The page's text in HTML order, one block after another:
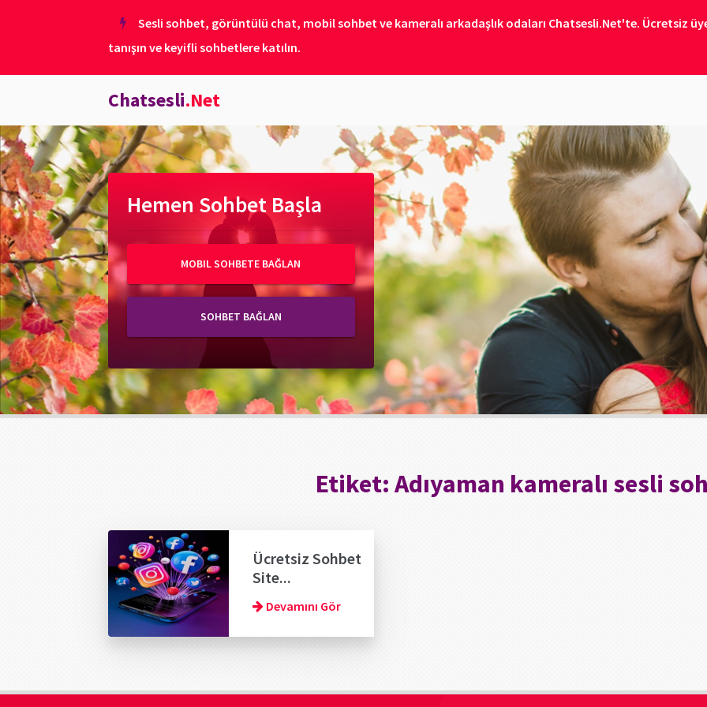
Sesli sohbet, görüntülü chat, mobil sohbet ve kameralı arkadaşlık odaları Chatsesli.Net'te. Ücretsiz
tanışın ve keyifli sohbetlere katılın.
Chatsesli.Net
Hemen Sohbet Başla
MOBIL SOHBETE BAĞLAN
SOHBET BAĞLAN
Etiket: Adıyaman kameralı sesli
Ücretsiz Sohbet
Site...
Devamını Gör